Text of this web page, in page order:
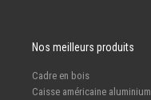
Nos meilleurs produits
Cadre en bois
Caisse américaine aluminium